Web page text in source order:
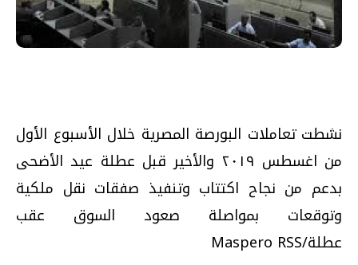
نشطت تعاملات البورصة المصرية خلال الأسبوع الأول
من اغسطس ٢٠١٩ والأخير قبل عطلة عيد الأضحى
بدعم من نجاح اكتتاب وتنفيذ صفقات نقل ملكية
وتوقعات بمواصلة صعود السوق عقب
عطلة/Maspero RSS